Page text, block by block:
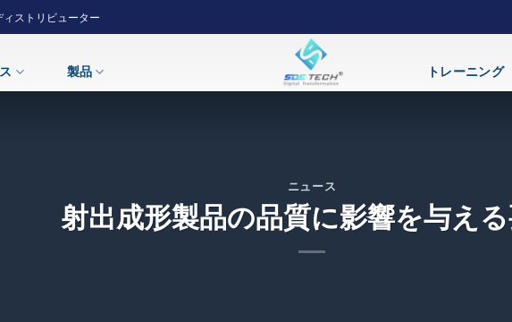
ストリビューター
製品 トレーニング
ニュース
射出成形製品の品質に影響を与え